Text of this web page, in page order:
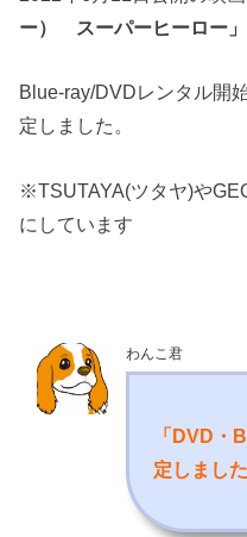
ー） スーパーヒーロー」
Blue-ray/DVDレンタル開
定しました。
※TSUTAYA(ツタヤ)や
にしています
わんこ君
「DVD・
定しました